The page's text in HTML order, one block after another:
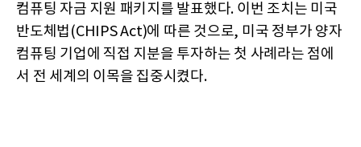
컴퓨팅 자금 지원 패키지를 발표했다. 이번 조치는 미국
반도체법(CHIPS Act)에 따른 것으로, 미국 정부가 양자
컴퓨팅 기업에 직접 지분을 투자하는 첫 사례라는 점에
서 전 세계의 이목을 집중시켰다.